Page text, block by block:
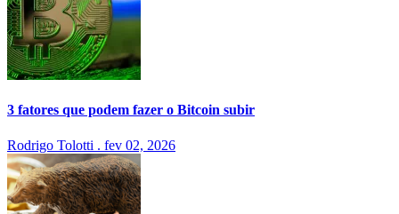
3 fatores que podem fazer o Bitcoin subir
Rodrigo Tolotti . fev 02, 2026